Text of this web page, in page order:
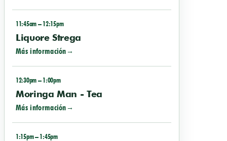
11:45am – 12:15pm
Liquore Strega
Más información
12:30pm – 1:00pm
Moringa Man - Tea
Más información
1:15pm – 1:45pm